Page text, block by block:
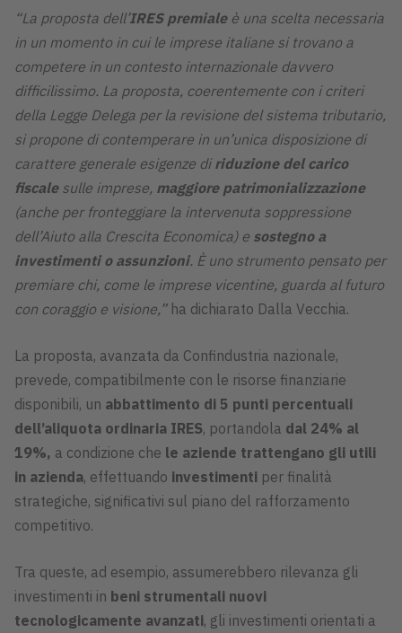
“La proposta dell’IRES premiale è una scelta necessaria
in un momento in cui le imprese italiane si trovano a
competere in un contesto internazionale davvero
difficilissimo. La proposta, coerentemente con i criteri
della Legge Delega per la revisione del sistema tributario,
si propone di contemperare in un’unica disposizione di
carattere generale esigenze di riduzione del carico
fiscalesulle imprese, maggiore patrimonializzazione
(anche per fronteggiare la intervenuta soppressione
dell’Aiuto alla Crescita Economica) e sostegno a
investimenti o assunzioni. È uno strumento pensato per
premiare chi, come le imprese vicentine, guarda al futuro
con coraggio e visione,”ha dichiarato Dalla Vecchia.
La proposta, avanzata da Confindustria nazionale,
prevede, compatibilmente con le risorse finanziarie
disponibili, un abbattimento di 5 punti percentuali
dell’aliquota ordinaria IRES, portandola dal 24% al
19%, a condizione che le aziende trattengano gli utili
in azienda, effettuando investimenti per finalità
strategiche, significativi sul piano del rafforzamento
competitivo.
Tra queste, ad esempio, assumerebbero rilevanza gli
investimenti in beni strumentali nuovi
tecnologicamente avanzati, gli investimenti orientati a